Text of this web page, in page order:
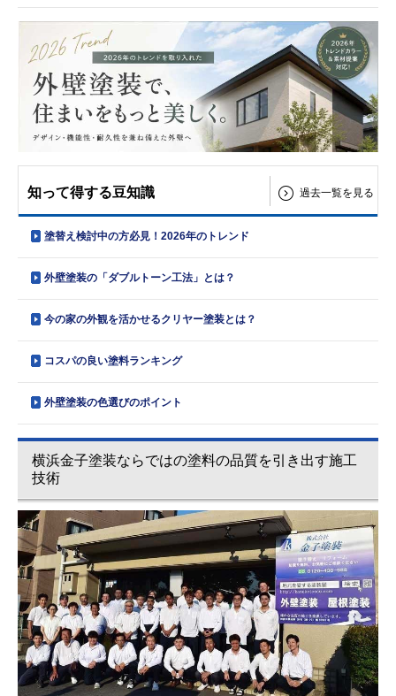
知って得する豆知識
塗替え検討中の方必見！2026年のトレンド
外壁塗装の「ダブルトーン工法」とは？
今の家の外観を活かせるクリヤー塗装とは？
コスパの良い塗料ランキング
外壁塗装の色選びのポイント
過去一覧を見る
横浜金子塗装ならではの塗料の品質を引き出す施工
技術